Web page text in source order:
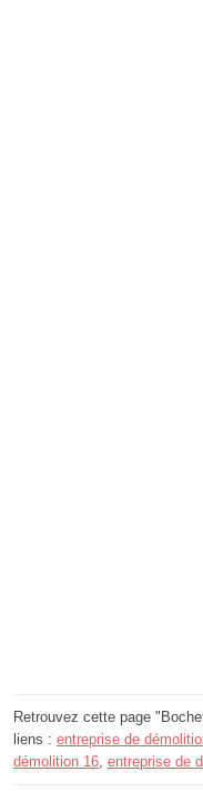
Retrouvez cette page
liens : entreprise de
démolition 16, entreprise de